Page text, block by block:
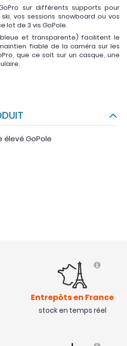
sur différents supports pour
vos sessions snowboard ou vos
lot de 3 vis GoPole.
et transparente) facilitent le
fiable de la caméra sur les
que ce soit sur un casque, une
élevé GoPole
Entrepôts en France
stock en temps réel